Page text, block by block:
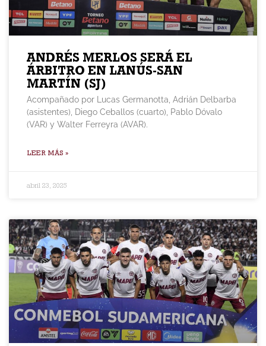
ANDRÉS MERLOS SERÁ EL
ÁRBITRO EN LANÚS-SAN
MARTÍN (SJ)
Acompañado por Lucas Germanotta, Adrián Delbarba
(asistentes), Diego Ceballos (cuarto), Pablo Dóvalo
(VAR) y Walter Ferreyra (AVAR).
LEER MÁS »
abril 23, 2025